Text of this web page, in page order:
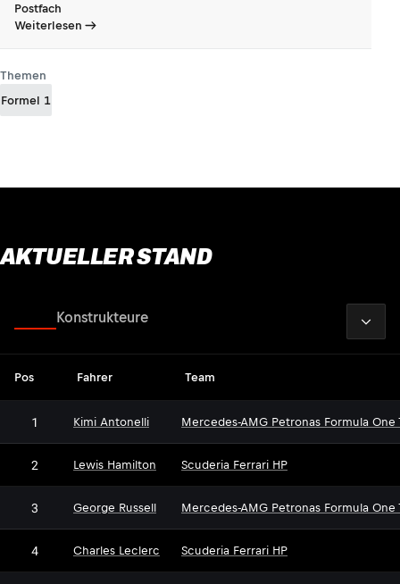
Postfach
Weiterlesen
Themen
Formel 1
AKTUELLER STAND
Konstrukteure
Pos Fahrer Team
1 Kimi Antonelli Mercedes-AMG Petronas Formula One
2 Lewis Hamilton Scuderia Ferrari HP
3 George Russell Mercedes-AMG Petronas Formula One
4 Charles Leclerc Scuderia Ferrari HP